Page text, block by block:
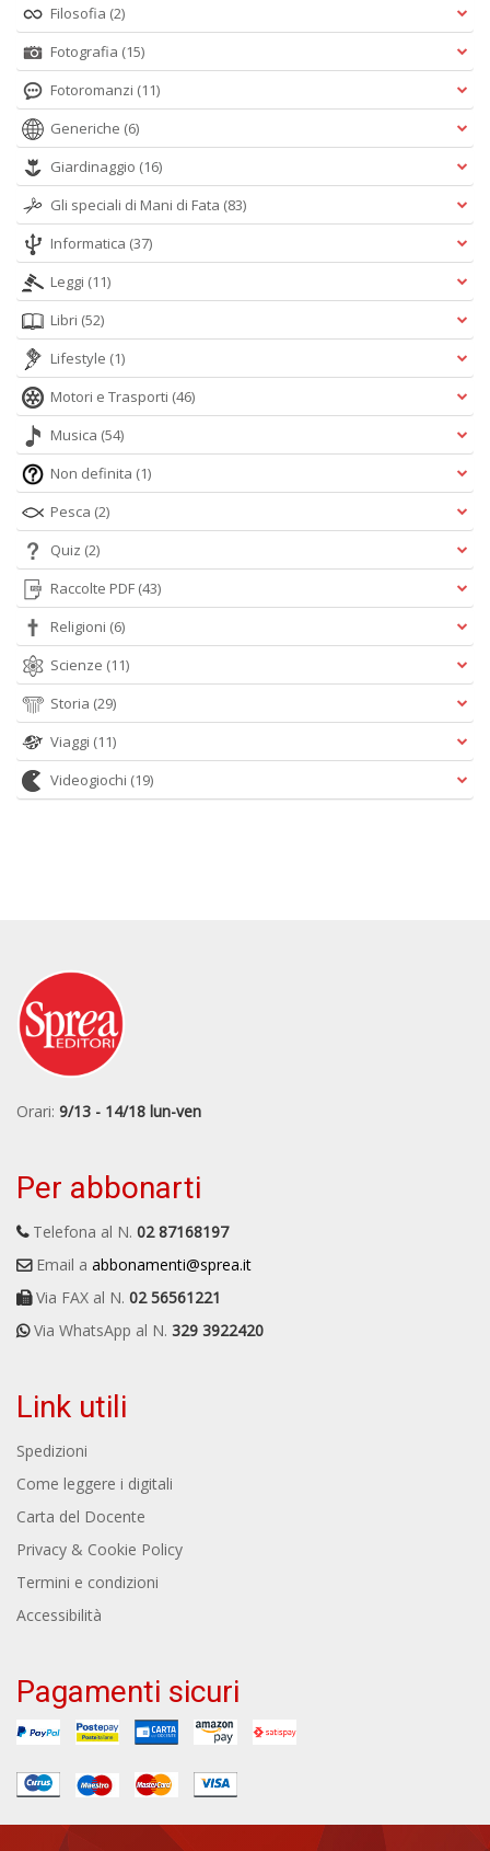
Filosofia (2)
Fotografia (15)
Fotoromanzi (11)
Generiche (6)
Giardinaggio (16)
Gli speciali di Mani di Fata (83)
Informatica (37)
Leggi (11)
Libri (52)
Lifestyle (1)
Motori e Trasporti (46)
Musica (54)
Non definita (1)
Pesca (2)
Quiz (2)
Raccolte PDF (43)
Religioni (6)
Scienze (11)
Storia (29)
Viaggi (11)
Videogiochi (19)
Orari: 9/13 - 14/18 lun-ven
Per abbonarti
Telefona al N. 02 87168197
Email a abbonamenti@sprea.it
Via FAX al N. 02 56561221
Via WhatsApp al N. 329 3922420
Link utili
Spedizioni
Come leggere i digitali
Carta del Docente
Privacy & Cookie Policy
Termini e condizioni
Accessibilità
Pagamenti sicuri